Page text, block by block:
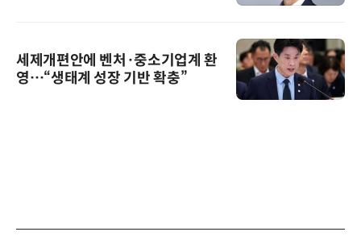
세제개편안에 벤처·중소기업계 환
영…“생태계 성장 기반 확충”